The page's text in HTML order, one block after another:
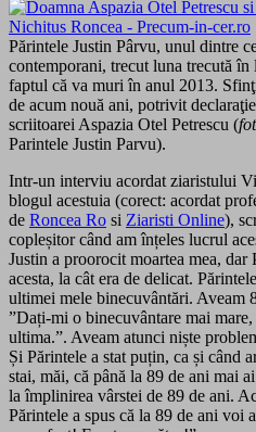
Părintele Justin Pârvu, unul dintre
contemporani, trecut luna trecută
faptul că va muri în anul 2013.
de acum nouă ani, potrivit
scriitoarei Aspazia Otel Petrescu (
Parintele Justin Parvu).
Intr-un interviu acordat ziaristului
blogul acestuia (corect: acordat
de Roncea Ro si Ziaristi Online),
copleșitor când am înțeles lucrul
Justin a proorocit moartea mea, dar
acesta, la cât era de delicat.
ultimei mele binecuvântări. Aveam
”Dați-mi o binecuvântare mai
ultima.”. Aveam atunci niște
Și Părintele a stat puțin, ca și când
stai, măi, că până la 89 de ani mai
la împlinirea vârstei de 89 de ani.
Părintele a spus că la 89 de ani voi